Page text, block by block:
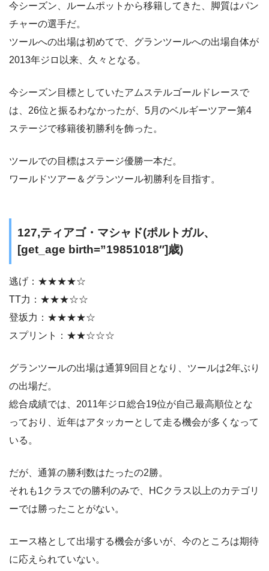
今シーズン、ルームポットから移籍してきた、脚質はパン
チャーの選手だ。
ツールへの出場は初めてで、グランツールへの出場自体が
2013年ジロ以来、久々となる。
今シーズン目標としていたアムステルゴールドレースで
は、26位と振るわなかったが、5月のベルギーツアー第4
ステージで移籍後初勝利を飾った。
ツールでの目標はステージ優勝一本だ。
ワールドツアー＆グランツール初勝利を目指す。
127,ティアゴ・マシャド(ポルトガル、
[get_age birth=”19851018″]歳)
逃げ：★★★★☆
TT力：★★★☆☆
登坂力：★★★★☆
スプリント：★★☆☆☆
グランツールの出場は通算9回目となり、ツールは2年ぶり
の出場だ。
総合成績では、2011年ジロ総合19位が自己最高順位とな
っており、近年はアタッカーとして走る機会が多くなって
いる。
だが、通算の勝利数はたったの2勝。
それも1クラスでの勝利のみで、HCクラス以上のカテゴリ
ーでは勝ったことがない。
エース格として出場する機会が多いが、今のところは期待
に応えられていない。